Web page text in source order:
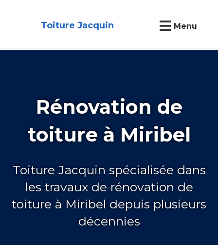
Toiture Jacquin Menu
Rénovation de
toiture à Miribel
Toiture Jacquin spécialisée dans
les travaux de rénovation de
toiture à Miribel depuis plusieurs
décennies